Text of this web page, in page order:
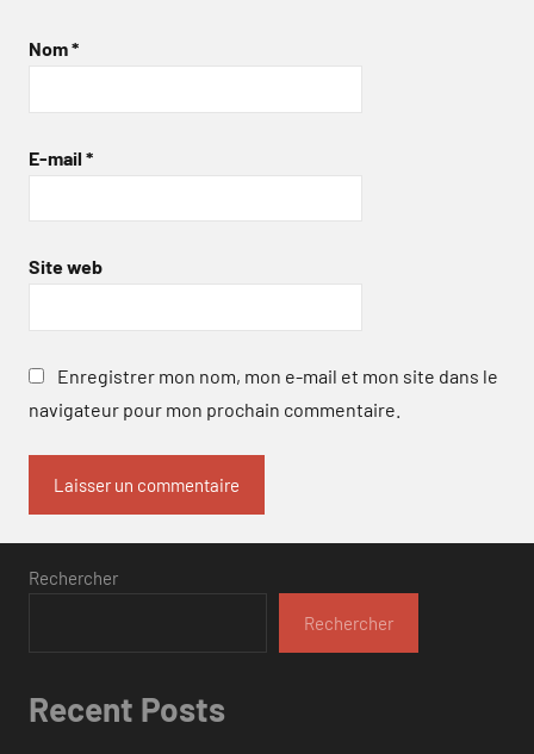
Nom*
E-mail *
Site web
Enregistrer mon nom, mon e-mail et mon site dans le
navigateur pour mon prochain commentaire.
Rechercher
Rechercher
Recent Posts